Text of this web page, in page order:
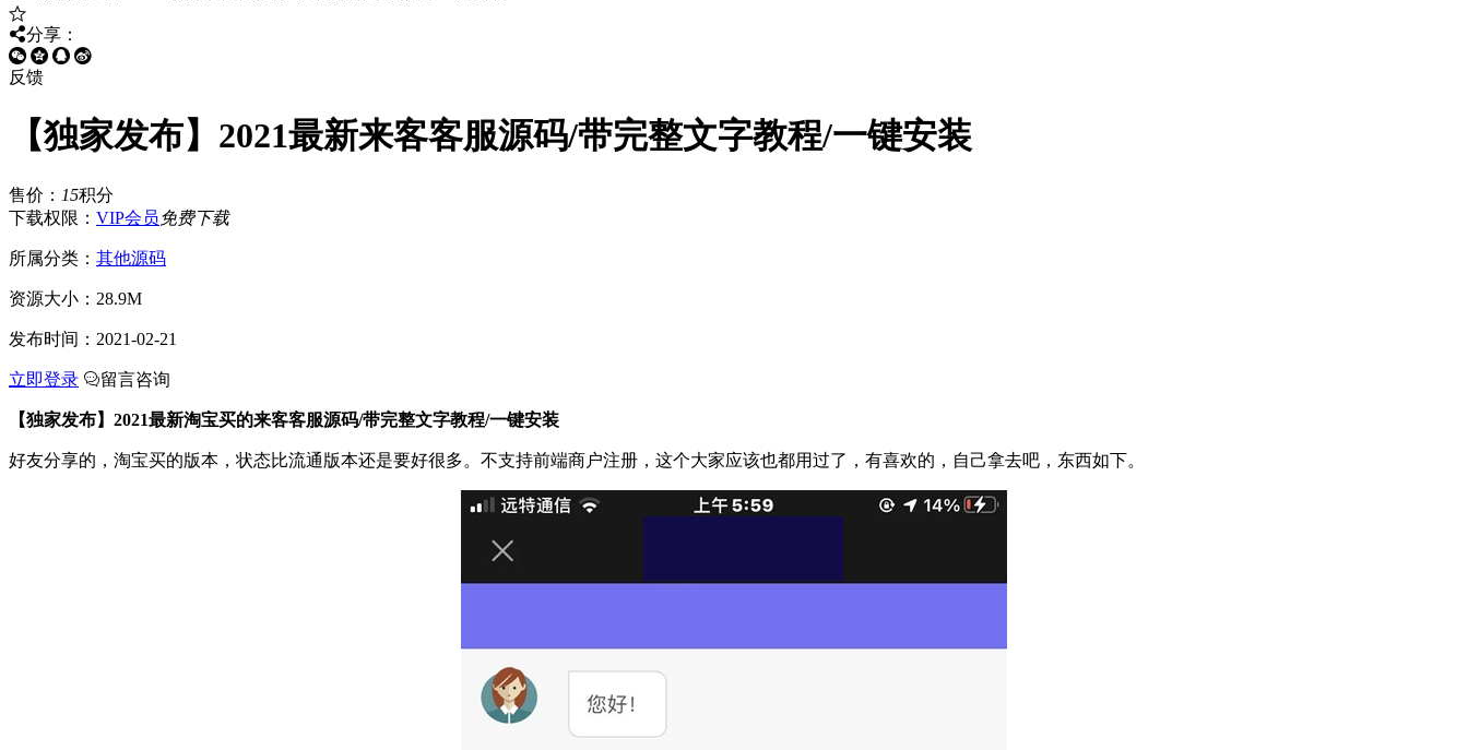
分享：
反馈
【独家发布】2021最新来客客服源码/带完整文字教程/一键安装
售价： 15积分
下载权限： VIP会员免费下载
所属分类： 其他源码
资源大小： 28.9M
发布时间： 2021-02-21
立即登录 留言咨询
【独家发布】2021最新淘宝买的来客客服源码/带完整文字教程/一键安装
好友分享的，淘宝买的版本，状态比流通版本还是要好很多。不支持前端商户注册，这个大家应该也都用过了，有喜欢的，自己拿去吧，东西如下。